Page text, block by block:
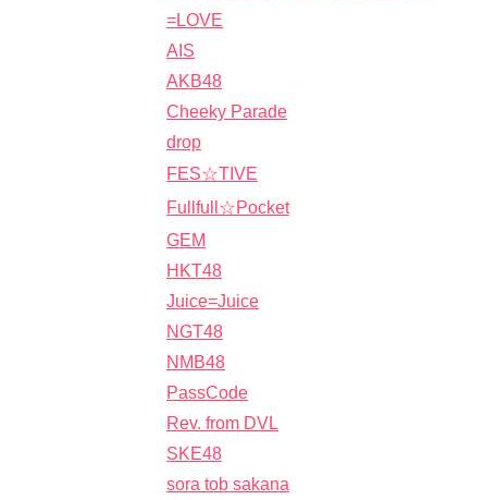
=LOVE
AIS
AKB48
Cheeky Parade
drop
FES☆TIVE
Fullfull☆Pocket
GEM
HKT48
Juice=Juice
NGT48
NMB48
PassCode
Rev. from DVL
SKE48
sora tob sakana